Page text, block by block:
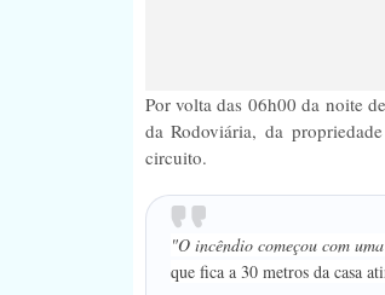
Por volta das 06h00 da noite
da Rodoviária, da
circuito.
"O incêndio começou com
que fica a 30 metros da casa